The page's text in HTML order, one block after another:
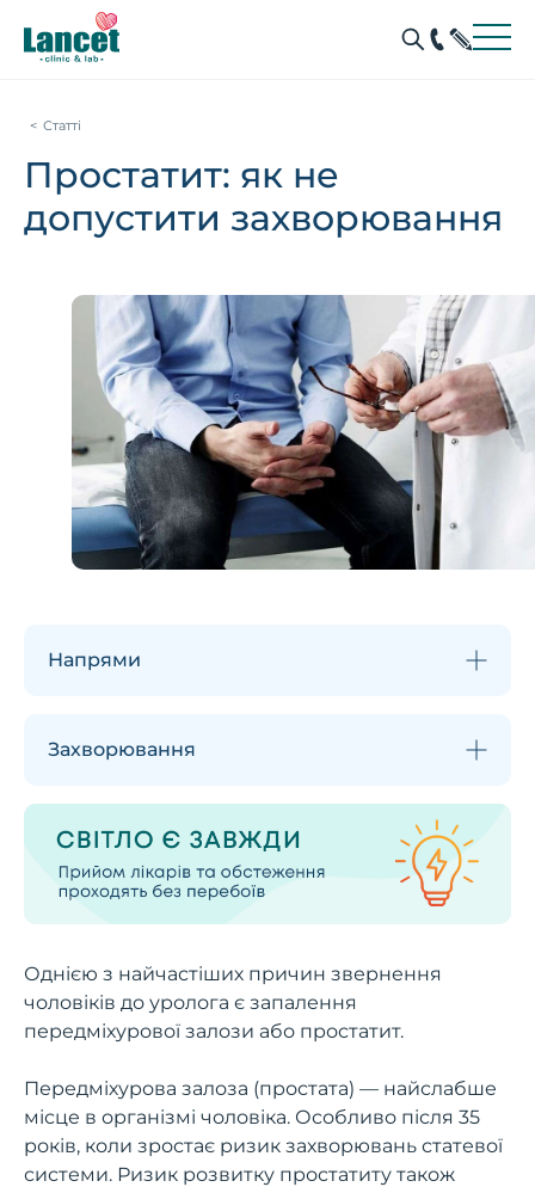
Статті
Простатит: як не
допустити захворювання
Однією з найчастіших причин звернення
чоловіків до уролога є запалення
передміхурової залози або простатит.
Передміхурова залоза (простата) — найслабше
місце в організмі чоловіка. Особливо після 35
років, коли зростає ризик захворювань статевої
системи. Ризик розвитку простатиту також
Напрями
Захворювання